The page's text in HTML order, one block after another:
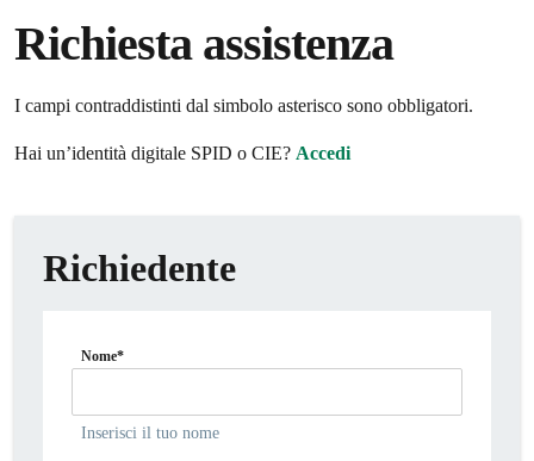
Richiesta assistenza
I campi contraddistinti dal simbolo asterisco sono obbligatori.
Hai un’identità digitale SPID o CIE? Accedi
Richiedente
Nome*
Inserisci il tuo nome